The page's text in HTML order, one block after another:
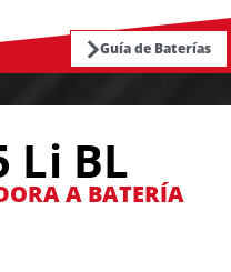
Guía de Baterías
Li BL
A BATERÍA